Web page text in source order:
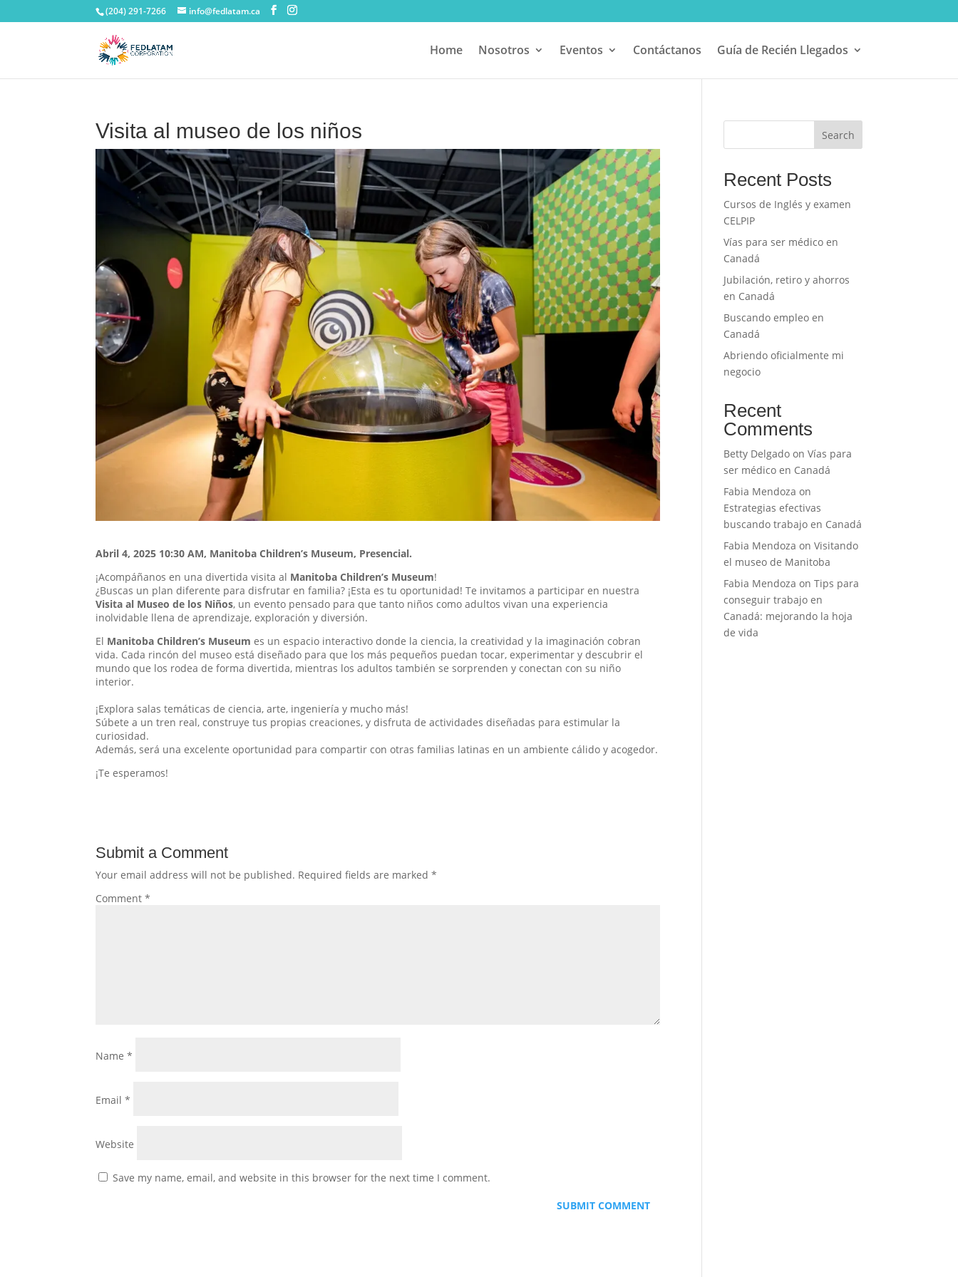
(204) 291-7266 info@fedlatam.ca
Home Nosotros Eventos Contáctanos Guía de Recién Llegados
Visita al museo de los niños
Abril 4, 2025 10:30 AM, Manitoba Children’s Museum, Presencial.
¡Acompáñanos en una divertida visita al Manitoba Children’s Museum!
¿Buscas un plan diferente para disfrutar en familia? ¡Esta es tu oportunidad! Te invitamos a participar en nuestra
Visita al Museo de los Niños, un evento pensado para que tanto niños como adultos vivan una experiencia
inolvidable llena de aprendizaje, exploración y diversión.
El Manitoba Children’s Museum es un espacio interactivo donde la ciencia, la creatividad y la imaginación cobran
vida. Cada rincón del museo está diseñado para que los más pequeños puedan tocar, experimentar y descubrir el
mundo que los rodea de forma divertida, mientras los adultos también se sorprenden y conectan con su niño
interior.
¡Explora salas temáticas de ciencia, arte, ingeniería y mucho más!
Súbete a un tren real, construye tus propias creaciones, y disfruta de actividades diseñadas para estimular la
curiosidad.
Además, será una excelente oportunidad para compartir con otras familias latinas en un ambiente cálido y acogedor.
¡Te esperamos!
Submit a Comment
Your email address will not be published. Required fields are marked*
Comment*
Name*
Email*
Website
Save my name, email, and website in this browser for the next time I comment.
Search
Recent Posts
Cursos de Inglés y examen
CELPIP
Vías para ser médico en
Canadá
Jubilación, retiro y ahorros
en Canadá
Buscando empleo en
Canadá
Abriendo oficialmente mi
negocio
Recent
Comments
Betty Delgado onVías para
ser médico en Canadá
Fabia Mendoza on
Estrategias efectivas
buscando trabajo en Canadá
Fabia Mendoza onVisitando
el museo de Manitoba
Fabia Mendoza onTips para
conseguir trabajo en
Canadá: mejorando la hoja
de vida